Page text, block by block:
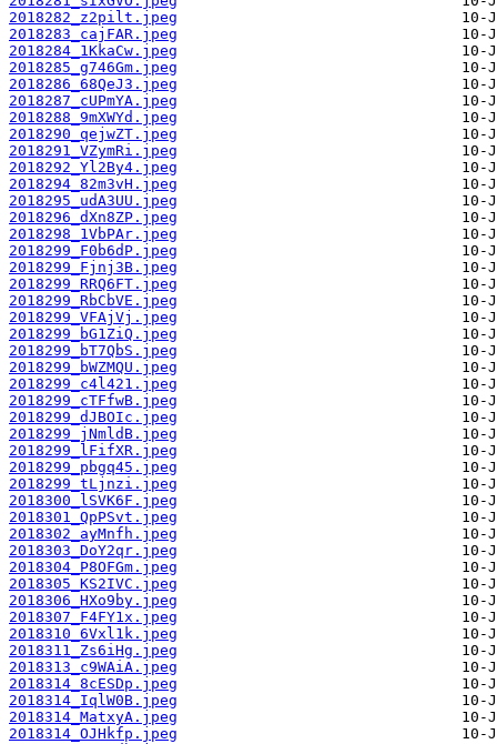
2018282_z2pilt.jpeg
2018283_cajFAR.jpeg
2018284_1KkaCw.jpeg
2018285_g746Gm.jpeg
2018286_68QeJ3.jpeg
2018287_cUPmYA.jpeg
2018288_9mXWYd.jpeg
2018290_qejwZT.jpeg
2018291_VZymRi.jpeg
2018292_Yl2By4.jpeg
2018294_82m3vH.jpeg
2018295_udA3UU.jpeg
2018296_dXn8ZP.jpeg
2018298_1VbPAr.jpeg
2018299_F0b6dP.jpeg
2018299_Fjnj3B.jpeg
2018299_RRQ6FT.jpeg
2018299_RbCbVE.jpeg
2018299_VFAjVj.jpeg
2018299_bG1ZiQ.jpeg
2018299_bT7QbS.jpeg
2018299_bWZMQU.jpeg
2018299_c4l421.jpeg
2018299_cTFfwB.jpeg
2018299_dJBOIc.jpeg
2018299_jNmldB.jpeg
2018299_lFifXR.jpeg
2018299_pbgq45.jpeg
2018299_tLjnzi.jpeg
2018300_lSVK6F.jpeg
2018301_QpPSvt.jpeg
2018302_ayMnfh.jpeg
2018303_DoY2qr.jpeg
2018304_P8OFGm.jpeg
2018305_KS2IVC.jpeg
2018306_HXo9by.jpeg
2018307_F4FY1x.jpeg
2018310_6Vxl1k.jpeg
2018311_Zs6iHg.jpeg
2018313_c9WAiA.jpeg
2018314_8cESDp.jpeg
2018314_IqlW0B.jpeg
2018314_MatxyA.jpeg
2018314_OJHkfp.jpeg